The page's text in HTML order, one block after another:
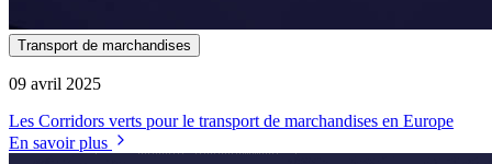
Transport de marchandises
09 avril 2025
Les Corridors verts pour le transport de marchandises en Europe
En savoir plus